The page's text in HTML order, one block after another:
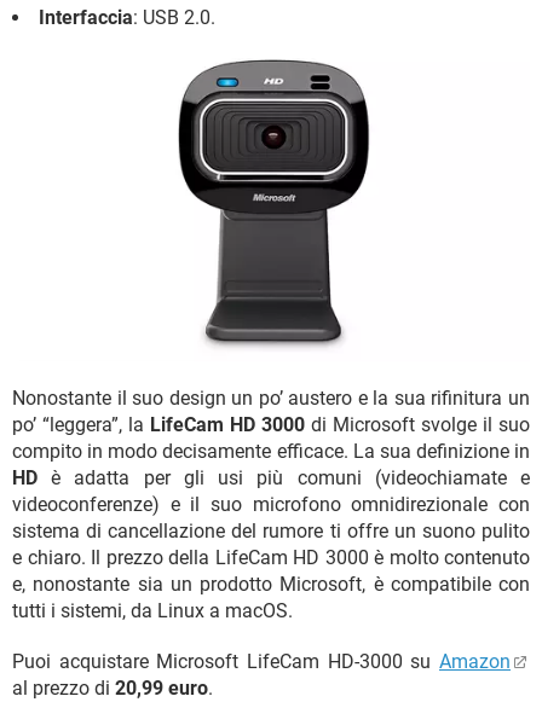
Interfaccia: USB 2.0.
Nonostante il suo design un po’ austero e la sua rifinitura un
po’ “leggera”, la LifeCam HD 3000 di Microsoft svolge il suo
compito in modo decisamente efficace. La sua definizione in
HD è adatta per gli usi più comuni (videochiamate e
videoconferenze) e il suo microfono omnidirezionale con
sistema di cancellazione del rumore ti offre un suono pulito
e chiaro. Il prezzo della LifeCam HD 3000 è molto contenuto
e, nonostante sia un prodotto Microsoft, è compatibile con
tutti i sistemi, da Linux a macOS.
Puoi acquistare Microsoft LifeCam HD-3000 su Amazon
al prezzo di 20,99 euro.